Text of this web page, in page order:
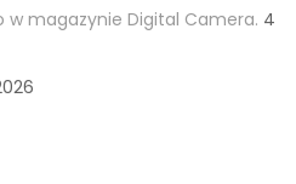
w magazynie Digital Camera. 4